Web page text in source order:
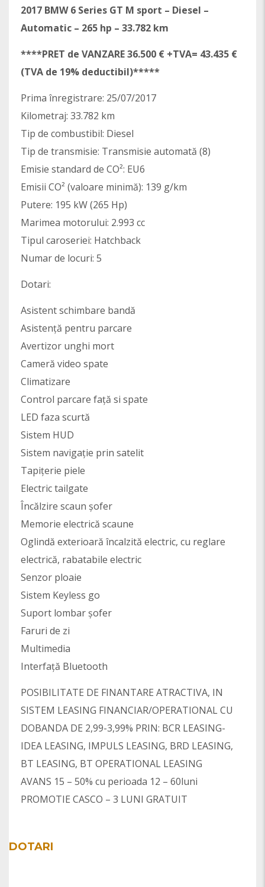
2017 BMW 6 Series GT M sport – Diesel –
Automatic – 265 hp – 33.782 km
****PRET de VANZARE 36.500 € +TVA= 43.435 €
(TVA de 19% deductibil)*****
Prima înregistrare: 25/07/2017
Kilometraj: 33.782 km
Tip de combustibil: Diesel
Tip de transmisie: Transmisie automată (8)
Emisie standard de CO²: EU6
Emisii CO² (valoare minimă): 139 g/km
Putere: 195 kW (265 Hp)
Marimea motorului: 2.993 cc
Tipul caroseriei: Hatchback
Numar de locuri: 5
Dotari:
Asistent schimbare bandă
Asistență pentru parcare
Avertizor unghi mort
Cameră video spate
Climatizare
Control parcare față si spate
LED faza scurtă
Sistem HUD
Sistem navigație prin satelit
Tapițerie piele
Electric tailgate
Încălzire scaun șofer
Memorie electrică scaune
Oglindă exterioară încalzită electric, cu reglare
electrică, rabatabile electric
Senzor ploaie
Sistem Keyless go
Suport lombar șofer
Faruri de zi
Multimedia
Interfață Bluetooth
POSIBILITATE DE FINANTARE ATRACTIVA, IN
SISTEM LEASING FINANCIAR/OPERATIONAL CU
DOBANDA DE 2,99-3,99% PRIN: BCR LEASING-
IDEA LEASING, IMPULS LEASING, BRD LEASING,
BT LEASING, BT OPERATIONAL LEASING
AVANS 15 – 50% cu perioada 12 – 60luni
PROMOTIE CASCO – 3 LUNI GRATUIT
DOTARI